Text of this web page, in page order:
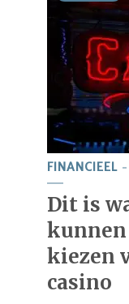
FINANCIEEL
Dit is
kiezen
casino